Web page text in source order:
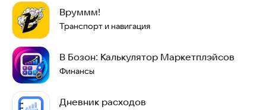
Вруммм!
Транспорт и навигация
В Бозон: Калькулятор Маркетплэйсов
Финансы
Дневник расходов